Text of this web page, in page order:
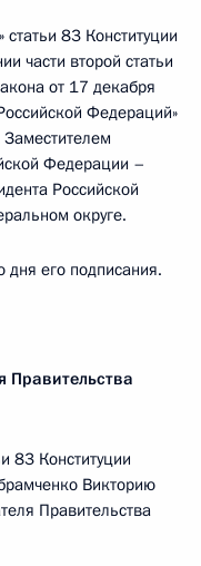
статьи 83 Конституции
части второй статьи
от 17 декабря
Федераций»
Федерации –
Российской
округе.
дня его подписания.
Правительства
83 Конституции
Викторию
Правительства